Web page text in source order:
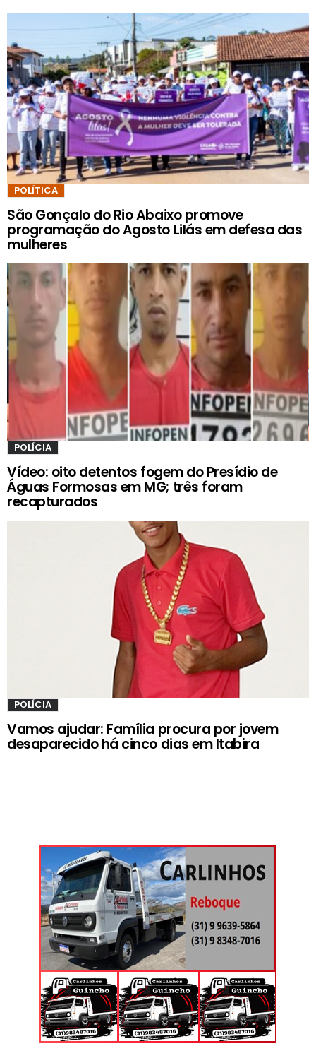
POLÍTICA
São Gonçalo do Rio Abaixo promove
programação do Agosto Lilás em defesa das
mulheres
POLÍCIA
Vídeo: oito detentos fogem do Presídio de
Águas Formosas em MG; três foram
recapturados
POLÍCIA
Vamos ajudar: Família procura por jovem
desaparecido há cinco dias em Itabira